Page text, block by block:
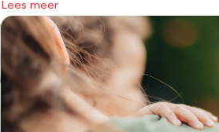
Lees meer